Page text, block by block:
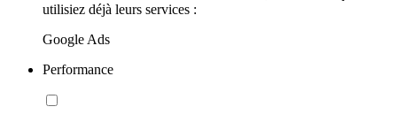
utilisiez déjà leurs services :
Google Ads
Performance